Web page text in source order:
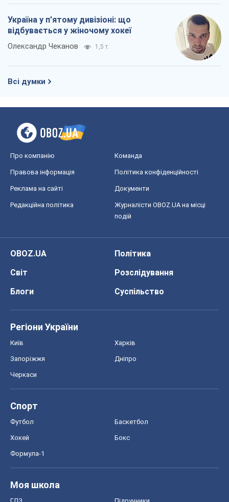
Україна у п’ятому дивізіоні: що
відбувається у жіночому хокеї
Олександр Чеканов 1,5 т.
Всі думки
Про компанію Команда
Правова інформація Політика конфіденційності
Реклама на сайті Документи
Редакційна політика
Журналісти OBOZ.UA на місці
подій
OBOZ.UA
Політика
Світ
Розслідування
Блоги
Суспільство
Регіони України
Київ Харків
Запоріжжя Дніпро
Черкаси
Спорт
Футбол Баскетбол
Хокей Бокс
Формула-1
Моя школа